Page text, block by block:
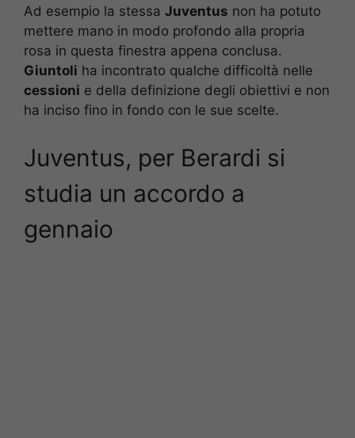
Ad esempio la stessa Juventus non ha potuto
mettere mano in modo profondo alla propria
rosa in questa finestra appena conclusa.
Giuntoli ha incontrato qualche difficoltà nelle
cessioni e della definizione degli obiettivi e non
ha inciso fino in fondo con le sue scelte.
Juventus, per Berardi si
studia un accordo a
gennaio